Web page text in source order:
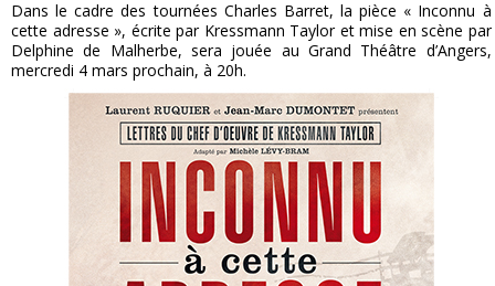
Dans le cadre des tournées Charles Barret, la pièce « Inconnu à
cette adresse », écrite par Kressmann Taylor et mise en scène par
Delphine de Malherbe, sera jouée au Grand Théâtre d’Angers,
mercredi 4 mars prochain, à 20h.